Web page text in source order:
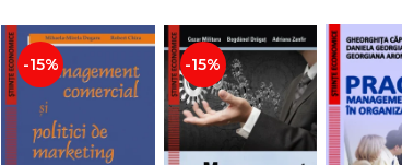
Dogaru,
Valentina Zaharia
-15% -15%